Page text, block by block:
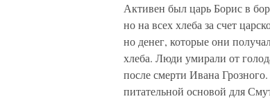
Активен был царь Борис в
но на всех хлеба за счет
но денег, которые они
хлеба. Люди умирали от
после смерти Ивана
питательной основой для